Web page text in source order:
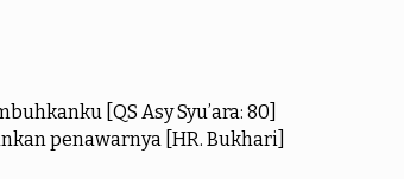
[QS Asy Syu’ara: 80]
penawarnya [HR. Bukhari]